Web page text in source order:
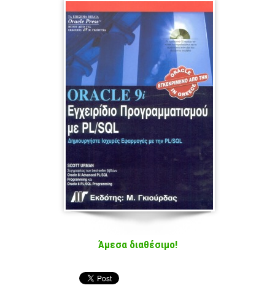
Πρόσβαση
Προγραμματισμός
Delphi - Pascal
Visual Basic
C++, Visual C++
Cobol - Assembly - Fortran
Βάσεις Δεδομένων
Άμεσα διαθέσιμο!